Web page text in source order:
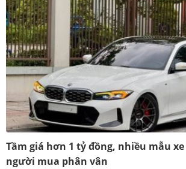
Tầm giá hơn 1 tỷ đồng, nhiều mẫu
người mua phân vân